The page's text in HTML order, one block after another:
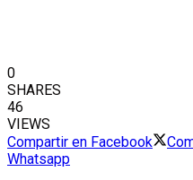
0
SHARES
46
VIEWS
Compartir en Facebook
Whatsapp